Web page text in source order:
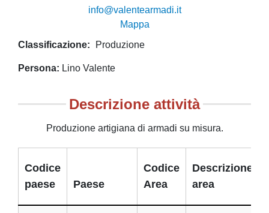
info@valentearmadi.it
Mappa
Classificazione
Produzione
Persona Lino Valente
Descrizione attività
Produzione artigiana di armadi su misura.
Codice
paese
Paese
Codice
Area
Descrizione
area